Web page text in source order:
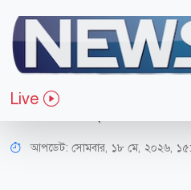
Live
বসুন্ধরা শুভসংঘ
চিন্তা ও সাহিত্যের
করলো বসুন্ধরা
আপডেট: সোমবার, ১৮ মে, ২০২৬,